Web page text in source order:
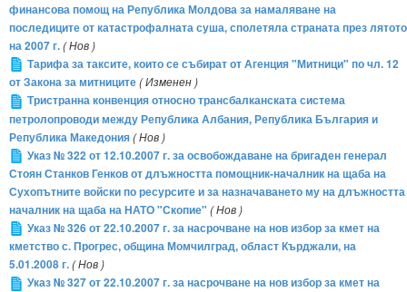
финансова помощ на Република Молдова за намаляване на
последиците от катастрофалната суша, сполетяла страната през лятото
на 2007 г.( Нов )
Тарифа за таксите, които се събират от Агенция "Митници" по чл. 12
от Закона за митниците( Изменен )
Тристранна конвенция относно трансбалканската система
петролопроводи между Република Албания, Република България и
Република Македония( Нов )
Указ № 322 от 12.10.2007 г. за освобождаване на бригаден генерал
Стоян Станков Генков от длъжността помощник-началник на щаба на
Сухопътните войски по ресурсите и за назначаването му на длъжността
началник на щаба на НАТО "Скопие" ( Нов )
Указ № 326 от 22.10.2007 г. за насрочване на нов избор за кмет на
кметство с. Прогрес, община Момчилград, област Кърджали, на
5.01.2008 г.( Нов )
Указ № 327 от 22.10.2007 г. за насрочване на нов избор за кмет на